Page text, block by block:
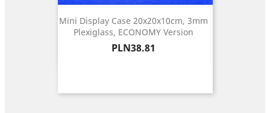
Mini Display Case 20x20x10cm, 3mm
Plexiglass, ECONOMY Version
Price
PLN38.81